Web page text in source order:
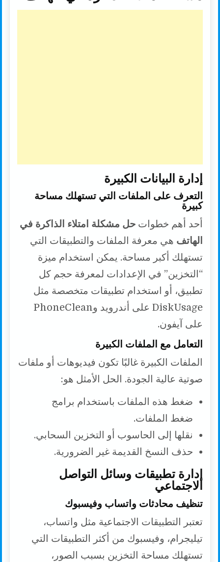
إدارة البيانات الكبيرة
التعرف على الملفات التي تستهلك مساحة
كبيرة
أحد أهم خطواتحل مشكلة امتلاء الذاكرة في
الهاتف هي معرفة الملفات والتطبيقات التي
تستهلك أكبر مساحة. يمكن استخدام ميزة
“التخزين” في الإعدادات لمعرفة حجم كل
تطبيق، أو استخدام تطبيقات متخصصة مثل
DiskUsage على أندرويد وPhoneClean
على آيفون.
التعامل مع الملفات الكبيرة
الملفات الكبيرة غالبًا تكون فيديوهات أو ملفات
صوتية عالية الجودة. الحل الأمثل هو:
ضغط هذه الملفات باستخدام برامج
ضغط الملفات.
نقلها إلى الحاسوب أو التخزين السحابي.
حذف النسخ القديمة غير الضرورية.
إدارة تطبيقات وسائل التواصل
الاجتماعي
تنظيف محادثات واتساب وفيسبوك
تعتبر التطبيقات الاجتماعية مثل واتساب،
تيليجرام، وفيسبوك من أكثر التطبيقات التي
تستهلك مساحة التخزين بسبب الصور،